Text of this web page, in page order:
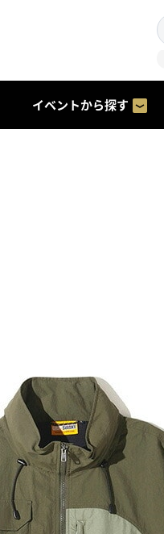
イベントから探す